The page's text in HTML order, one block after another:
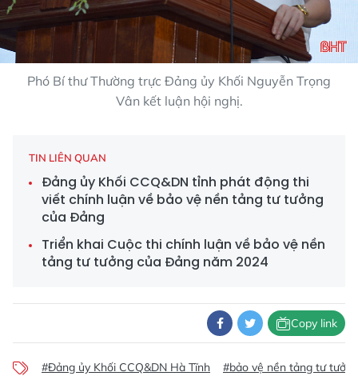
Phó Bí thư Thường trực Đảng ủy Khối Nguyễn Trọng
Vân kết luận hội nghị.
TIN LIÊN QUAN
Đảng ủy Khối CCQ&DN tỉnh phát động thi
viết chính luận về bảo vệ nền tảng tư tưởng
của Đảng
Triển khai Cuộc thi chính luận về bảo vệ nền
tảng tư tưởng của Đảng năm 2024
Copy link
#Đảng ủy Khối CCQ&DN Hà Tĩnh #bảo vệ nền tảng tư